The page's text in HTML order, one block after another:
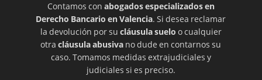
Contamos con abogados especializados en
Derecho Bancario en Valencia. Si desea reclamar
la devolución por su cláusula suelo o cualquier
otra cláusula abusiva no dude en contarnos su
caso. Tomamos medidas extrajudiciales y
judiciales si es preciso.